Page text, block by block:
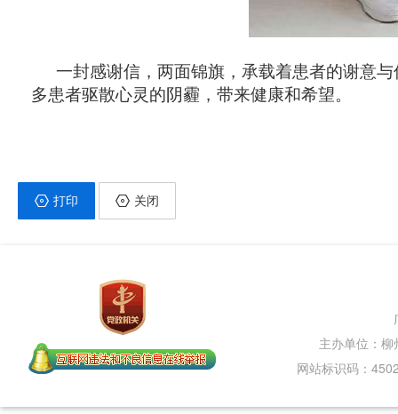
一封感谢信，两面锦旗，承载着患者的谢意
多患者驱散心灵的阴霾，带来健康和希望。
打印 关闭
主办单位：
网站标识码：